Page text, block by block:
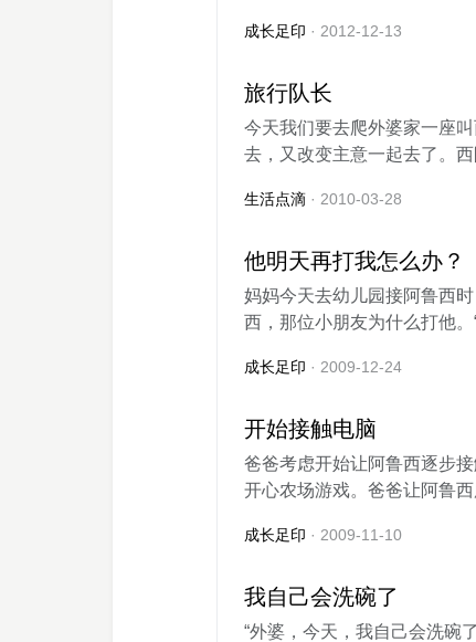
成长足印 · 2012-12-13
旅行队长
今天我们要去爬外婆家一座
去，又改变主意一起去了。
生活点滴 · 2010-03-28
他明天再打我怎么办？
妈妈今天去幼儿园接阿鲁西
西，那位小朋友为什么打他
成长足印 · 2009-12-24
开始接触电脑
爸爸考虑开始让阿鲁西逐步
开心农场游戏。爸爸让阿鲁
成长足印 · 2009-11-10
我自己会洗碗了
“外婆，今天，我自己会洗碗